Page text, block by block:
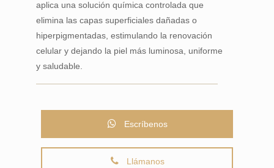
aplica una solución química controlada que
elimina las capas superficiales dañadas o
hiperpigmentadas, estimulando la renovación
celular y dejando la piel más luminosa, uniforme
y saludable.
Escríbenos
Llámanos